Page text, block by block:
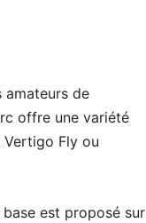
amateurs de
offre une variété
Vertigo Fly ou
est proposé sur